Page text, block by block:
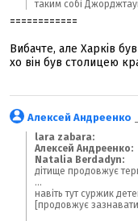
таким собі
============
Вибачте, але Харків
хо він був столицею
Алексей Андреенко
lara zabara:
Алексей Андреенко:
Natalia Berdadyn:
дітище продовжує
...
навіть тут суржик
[продовжує